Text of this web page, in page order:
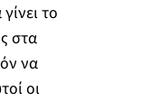
το
στα
να
οι